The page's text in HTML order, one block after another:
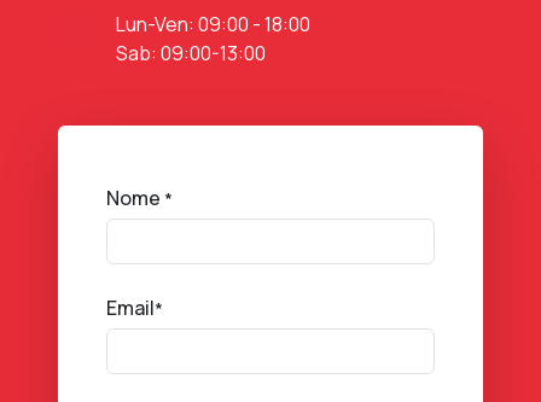
Lun-Ven: 09:00 - 18:00
Sab: 09:00-13:00
Nome *
Email*